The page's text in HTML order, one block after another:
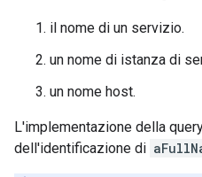
il nome di un servizio.
un nome di istanza di
un nome host.
L'implementazione della
dell'identificazione di